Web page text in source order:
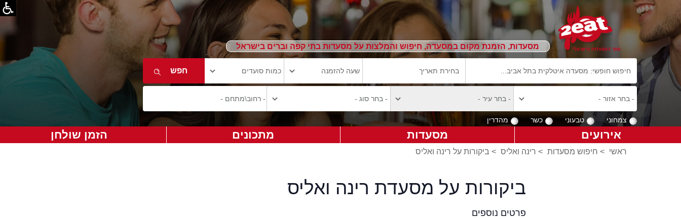
מסעדות, הזמנת מקום במסעדה, חיפוש והמלצות על מסעדות בתי קפה וברים בישראל
צמחוני טבעוני כשר מהדרין
אירועים מסעדות מתכונים הזמן שולחן
ראשי > חיפוש מסעדות > רינה ואליס > ביקורות על רינה ואליס
ביקורות על מסעדת רינה ואליס
פרטים נוספים